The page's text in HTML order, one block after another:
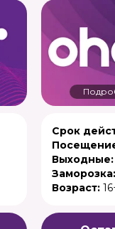
Срок
Выходные:
Заморозка:
Возраст: